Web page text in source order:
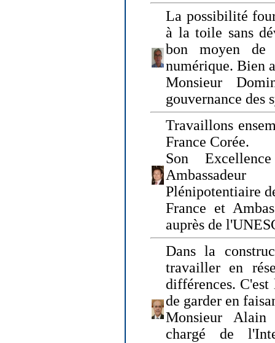
La possibilité
à la toile sans
bon moyen de
numérique. Bien
Monsieur
gouvernance des
Travaillons
France Corée.
Son
Plénipotentiaire
France et
auprès de
Dans la
travailler en
différences.
de garder en
Monsieur Alain
chargé de